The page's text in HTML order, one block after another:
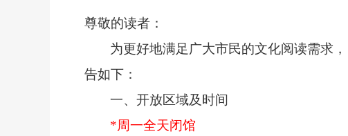
尊敬的读者：
为更好地满足广大市民的文化阅读需求，
告如下：
一、开放区域及时间
*周一全天闭馆